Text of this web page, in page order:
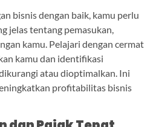
bisnis dengan baik, kamu perlu
jelas tentang pemasukan,
kamu. Pelajari dengan cermat
kamu dan identifikasi
atau dioptimalkan. Ini
profitabilitas bisnis